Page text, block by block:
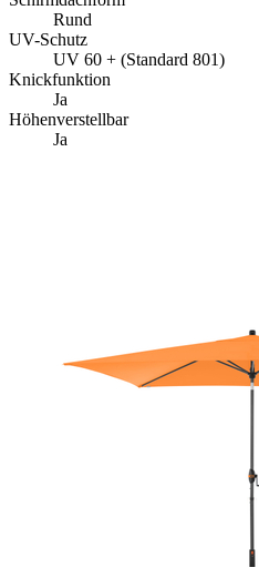
Rund
UV-Schutz
UV 60 + (Standard 801)
Knickfunktion
Ja
Höhenverstellbar
Ja